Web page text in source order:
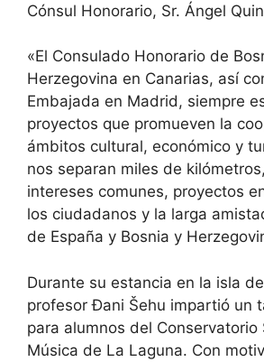
Cónsul Honorario, Sr. Ángel
«El Consulado Honorario de
Herzegovina en Canarias, así
Embajada en Madrid, siempre
proyectos que promueven la
ámbitos cultural, económico y
nos separan miles de
intereses comunes, proyectos
los ciudadanos y la larga
de España y Bosnia y
Durante su estancia en la isla
profesor Đani Šehu impartió un
para alumnos del Conservatorio
Música de La Laguna. Con